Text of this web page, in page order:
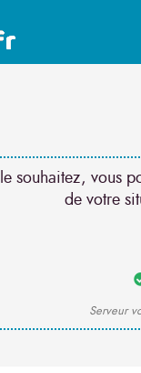
souhaitez, vous
de votre
Serveur